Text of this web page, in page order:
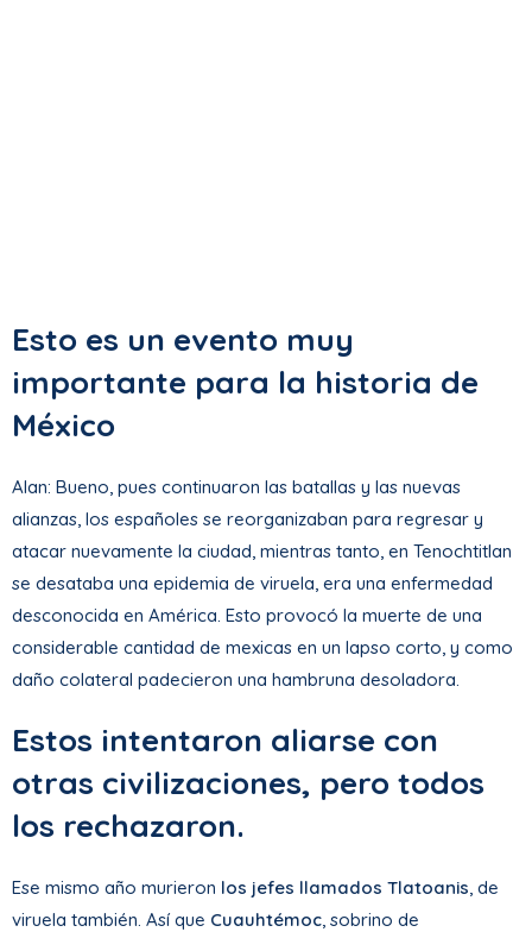
Esto es un evento muy
importante para la historia de
México
Alan: Bueno, pues continuaron las batallas y las nuevas
alianzas, los españoles se reorganizaban para regresar y
atacar nuevamente la ciudad, mientras tanto, en Tenochtitlan
se desataba una epidemia de viruela, era una enfermedad
desconocida en América. Esto provocó la muerte de una
considerable cantidad de mexicas en un lapso corto, y como
daño colateral padecieron una hambruna desoladora.
Estos intentaron aliarse con
otras civilizaciones, pero todos
los rechazaron.
Ese mismo año murieron los jefes llamados Tlatoanis , de
viruela también. Así que Cuauhtémoc , sobrino de